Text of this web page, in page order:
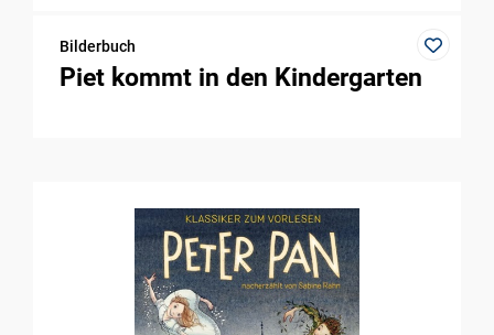
Bilderbuch
Piet kommt in den Kindergarten